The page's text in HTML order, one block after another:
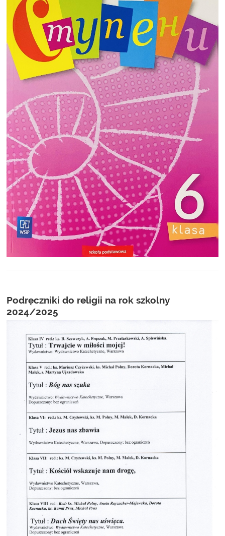
Podręczniki do religii na rok szkolny
2024/2025